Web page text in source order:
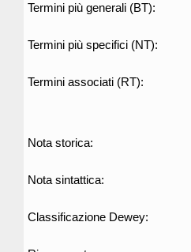
Termini più generali (BT):
Termini più specifici (NT):
Termini associati (RT):
Nota storica:
Nota sintattica:
Classificazione Dewey: